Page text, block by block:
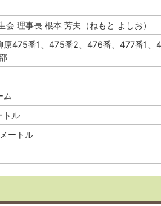
会 理事長 根本 芳夫（ねもと よしお）
原475番1、475番2、476番、477番1、
ム
トル
ートル